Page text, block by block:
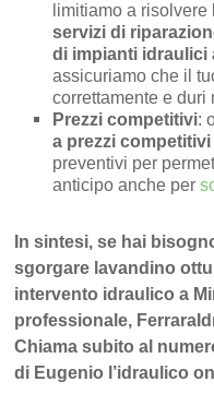
limitiamo a risolvere
servizi di
di impianti idraulici
assicuriamo che il
correttamente e duri
Prezzi competitivi:
a prezzi
preventivi per
anticipo anche per
In sintesi, se hai
sgorgare lavandino
intervento idraulico a
professionale,
Chiama subito al
di Eugenio l’idraulico